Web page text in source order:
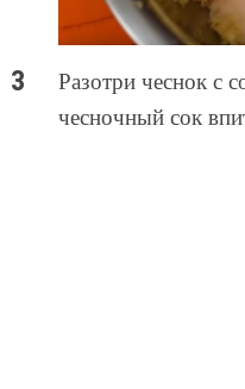
Разотри чеснок с
чесночный сок